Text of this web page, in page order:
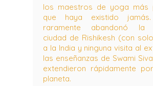
los maestros de yoga más
que haya existido jamás.
raramente abandonó la
ciudad de Rishikesh (con
a la India y ninguna visita al
las enseñanzas de Swami
extendieron rápidamente
planeta.